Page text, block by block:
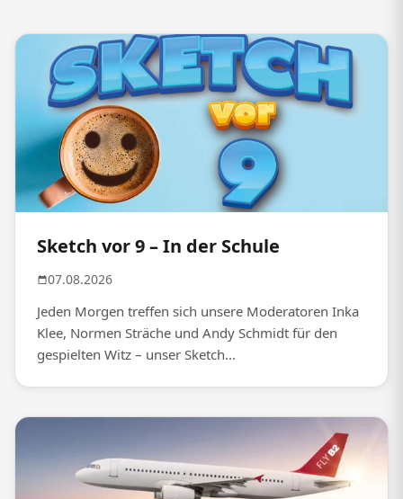
Sketch vor 9 – In der Schule
07.08.2026
Jeden Morgen treffen sich unsere Moderatoren Inka
Klee, Normen Sträche und Andy Schmidt für den
gespielten Witz – unser Sketch...